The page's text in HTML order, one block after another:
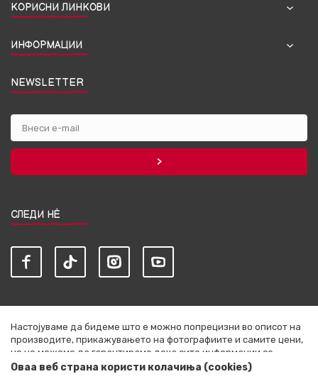
КОРИСНИ ЛИНКОВИ
ИНФОРМАЦИИ
NEWSLETTER
СЛЕДИ НЀ
Настојуваме да бидеме што е можно попрецизни во описот на
производите, прикажувањето на фотографиите и самите цени,
но не можеме да гарантираме дека сите информации се
комплетни и без грешки. Сите артикли прикажани на сајтот се
Оваа веб страна користи колачиња (cookies)